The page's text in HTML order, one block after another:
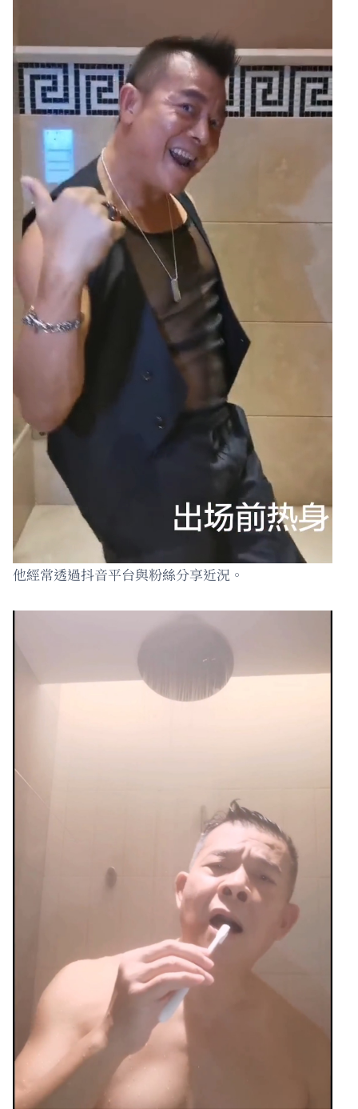
他經常透過抖音平台與粉絲分享近況。